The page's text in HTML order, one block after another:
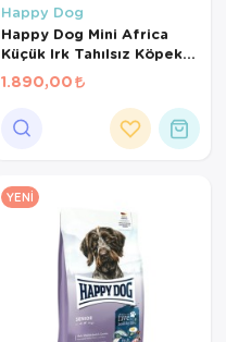
Happy Dog
Happy Dog Mini Africa
Küçük Irk Tahılsız Köpek
Maması 4 Kg
1.890,00
YENI